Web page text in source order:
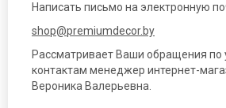
Написать письмо на электронную
shop@premiumdecor.by
Рассматривает Ваши обращения по
контактам менеджер интернет-
Вероника Валерьевна.